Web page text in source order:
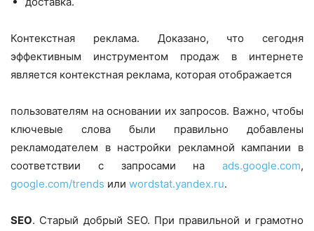
Контекстная реклама. Доказано, что сегодня
эффективным инструментом продаж в интернете
является контекстная реклама, которая отображается
пользователям на основании их запросов. Важно, чтобы
ключевые слова были правильно добавлены
рекламодателем в настройки рекламной кампании в
соответствии с запросами на ads.google.com,
google.com/trends или wordstat.yandex.ru.
SEO. Старый добрый SEO. При правильной и грамотно